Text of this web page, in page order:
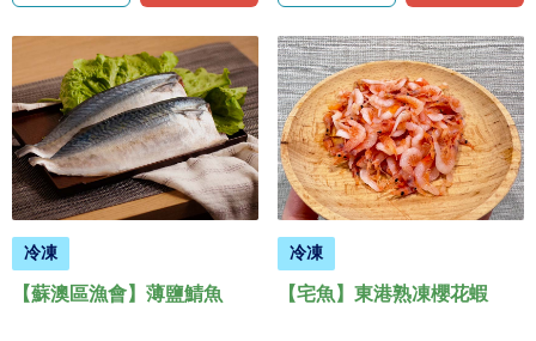
冷凍
【蘇澳區漁會】薄鹽鯖魚
冷凍
【宅魚】東港熟凍櫻花蝦